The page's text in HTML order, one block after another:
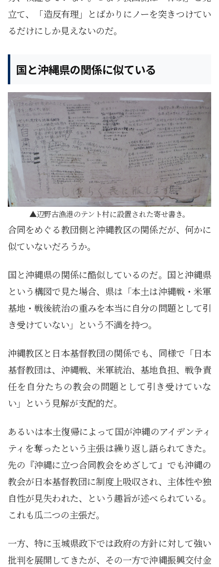
立て、「造反有理」とばかりにノーを突きつけてい
るだけにしか見えないのだ。
国と沖縄県の関係に似ている
辺野古漁港のテント村に設置された寄せ書き。
合同をめぐる教団側と沖縄教区の関係だが、何かに
似ていないだろうか。
国と沖縄県の関係に酷似しているのだ。国と沖縄県
という構図で見た場合、県は「本土は沖縄戦・米軍
基地・戦後統治の重みを本当に自分の問題として引
き受けていない」という不満を持つ。
沖縄教区と日本基督教団の関係でも、同様で 「日本
基督教団は、沖縄戦、米軍統治、基地負担、戦争責
任を自分たちの教会の問題として引き受けていな
い」という見解が支配的だ。
あるいは本土復帰によって国が沖縄のアイデンティ
ティを奪ったという主張は繰り返し語られてきた。
先の『沖縄に立つ合同教会をめざして』でも沖縄の
教会が日本基督教団に制度上吸収され、主体性や独
自性が見失われた、という趣旨が述べられている。
これも瓜二つの主張だ。
一方、特に玉城県政下では政府の方針に対して強い
批判を展開してきたが、その一方で沖縄振興交付金